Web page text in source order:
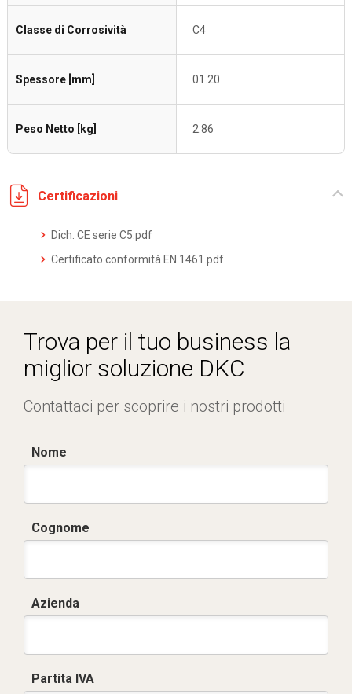
Classe di Corrosività C4
Spessore [mm] 01.20
Peso Netto [kg] 2.86
Certificazioni
Dich. CE serie C5.pdf
Certificato conformità EN 1461.pdf
Trova per il tuo business la
miglior soluzione DKC
Contattaci per scoprire i nostri prodotti
Nome
Cognome
Azienda
Partita IVA